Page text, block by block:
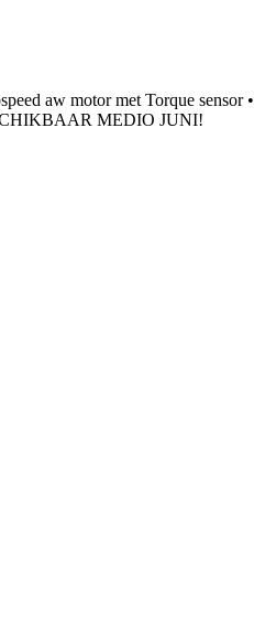
aw motor met Torque sensor
MEDIO JUNI!